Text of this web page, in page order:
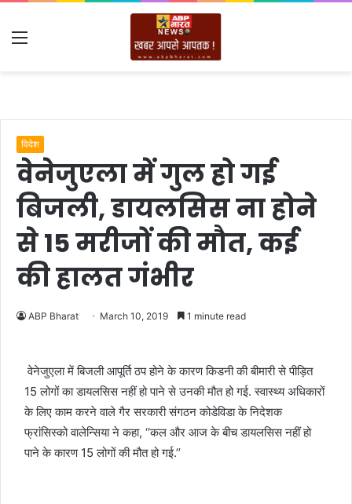
Menu
विदेश
वेनेजुएला में गुल हो गई
बिजली, डायलसिस ना होने
से 15 मरीजों की मौत, कई
की हालत गंभीर
ABP Bharat March 10, 2019 1 minute read
वेनेजुएला में बिजली आपूर्ति ठप होने के कारण किडनी की बीमारी से पीड़ित
15 लोगों का डायलसिस नहीं हो पाने से उनकी मौत हो गई. स्वास्थ्य अधिकारों
के लिए काम करने वाले गैर सरकारी संगठन कोडेविडा के निदेशक
फ्रांसिस्को वालेन्सिया ने कहा, ‘‘कल और आज के बीच डायलसिस नहीं हो
पाने के कारण 15 लोगों की मौत हो गई.’’